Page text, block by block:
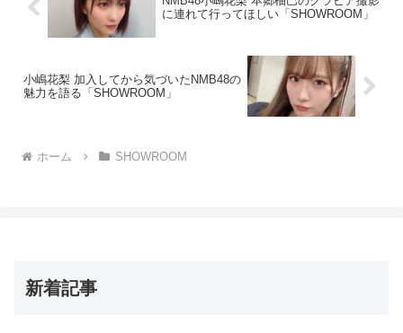
に連れて行ってほしい「SHOWROOM」
小嶋花梨 加入してから気づいたNMB48の
魅力を語る「SHOWROOM」
ホーム SHOWROOM
新着記事